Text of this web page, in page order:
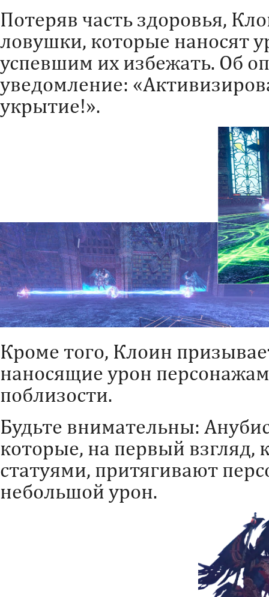
Потеряв часть здоровья,
ловушки, которые наносят
успевшим их избежать. Об
уведомление:
укрытие!».
Кроме того, Клоин
наносящие урон
поблизости.
Будьте внимательны:
которые, на первый
статуями, притягивают
небольшой урон.